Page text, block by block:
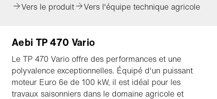
Vers le produit Vers l'équipe technique agricole
Aebi TP 470 Vario
Le TP 470 Vario offre des performances et une
polyvalence exceptionnelles. Équipé d'un puissant
moteur Euro 6e de 100 kW, il est idéal pour les
travaux saisonniers dans le domaine agricole et